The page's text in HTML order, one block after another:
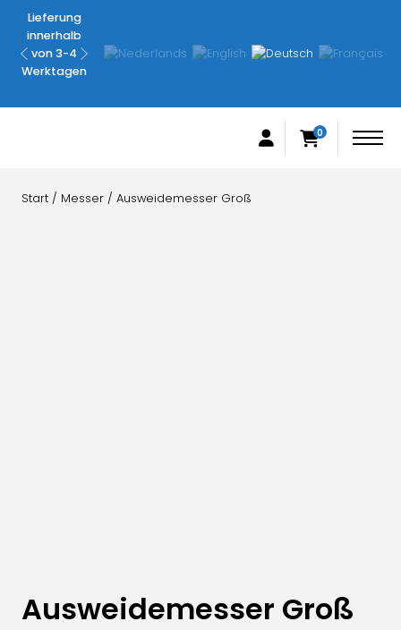
Lieferung
innerhalb
von 3-4
Werktagen
Geld-
0
Start / Messer / Ausweidemesser Groß
Ausweidemesser Groß